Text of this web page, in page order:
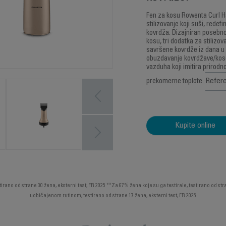
Fen za kosu Rowenta Curl
stilizovanje koji suši,
kovrdža. Dizajniran
kosu, tri dodatka za
savršene kovrdže iz dana
obuzdavanje kovrdžave/
vazduha koji imitira
prekomerne toplote.
Kupite online
od strane 30 žena, eksterni test, FR 2025 **Za 67% žena koje su ga testirale, testirano od
uobičajenom rutinom, testirano od strane 17 žena, eksterni test, FR 2025